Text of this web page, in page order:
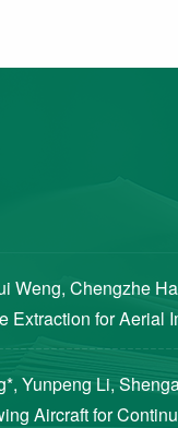
Weng, Chengzhe
Extraction for Aerial
Sciences, 2020,
Yunpeng Li,
Aircraft for